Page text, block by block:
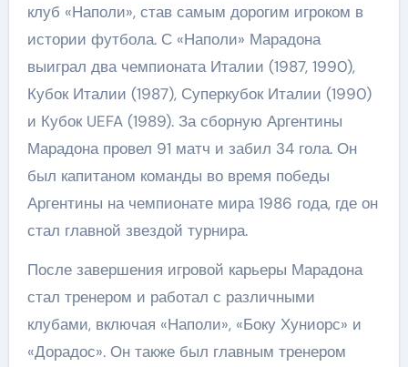
клуб «Наполи», став самым дорогим игроком в
истории футбола. С «Наполи» Марадона
выиграл два чемпионата Италии (1987, 1990),
Кубок Италии (1987), Суперкубок Италии (1990)
и Кубок UEFA (1989). За сборную Аргентины
Марадона провел 91 матч и забил 34 гола. Он
был капитаном команды во время победы
Аргентины на чемпионате мира 1986 года, где он
стал главной звездой турнира.
После завершения игровой карьеры Марадона
стал тренером и работал с различными
клубами, включая «Наполи», «Боку Хуниорс» и
«Дорадос». Он также был главным тренером